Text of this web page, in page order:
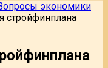
экономики
стройфинплана